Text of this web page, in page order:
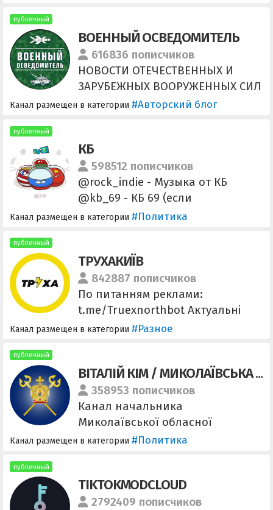
ссылки на опровержения.
РЕКЛАМА: @grigoridobr
публичный
ВОЕННЫЙ ОСВЕДОМИТЕЛЬ
616836 пописчиков
НОВОСТИ ОТЕЧЕСТВЕННЫХ И
ЗАРУБЕЖНЫХ ВООРУЖЕННЫХ СИЛ
Предложения: @inboxvobot
Канал размещен в категории #Авторский блог
публичный
КБ
598512 пописчиков
@rock_indie - Музыка от КБ
@kb_69 - КБ 69 (если
заблокировано, используйте
___________________________
____ @ya_k_ov - по всем
вопросам
Канал размещен в категории #Политика
публичный
ТРУХАКИЇВ
842887 пописчиков
По питанням реклами:
t.me/Truexnorthbot Актуальні
події Києва Яскравий контент
надсилай адміну контент:
@truexakyivsend_bot Посилання
для запрошення друзів:
https://t.me/+Sv1FuC5oq9E0YzBi
Канал размещен в категории #Разное
публичный
ВІТАЛІЙ КІМ / МИКОЛАЇВСЬКА ОДА
358953 пописчиков
Канал начальника
Миколаївської обласної
військової адміністрації Віталія
https://www.facebook.com/mykod
a
Канал размещен в категории #Политика
публичный
TIKTOKMODCLOUD
2792409 пописчиков